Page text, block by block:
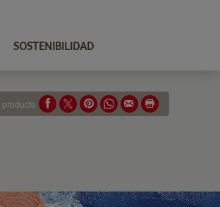
SOSTENIBILIDAD